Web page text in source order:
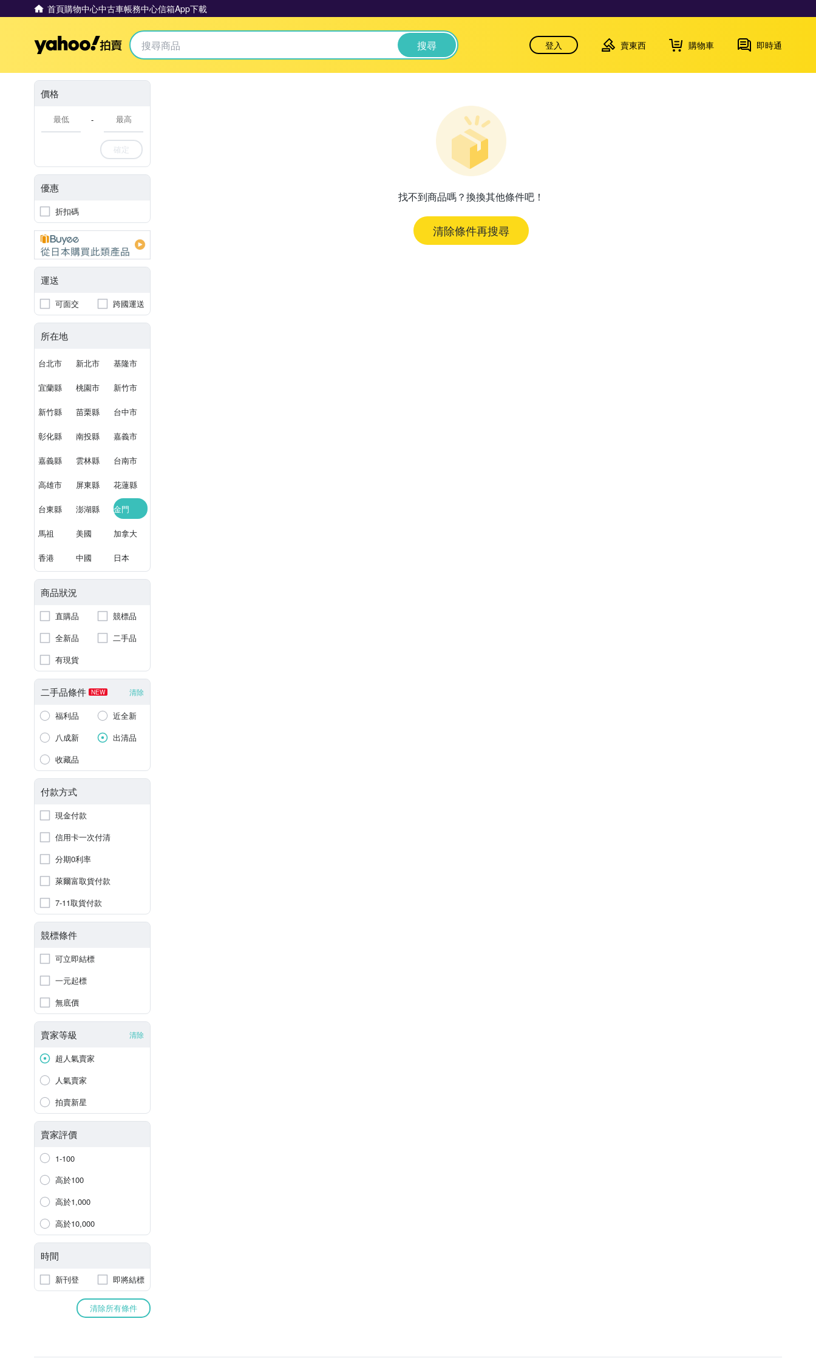
首頁購物中心中古車帳務中心信箱App下載
Yahoo拍賣 搜尋 登入 賣東西 購物車 即時通
價格
-
確定
優惠
折扣碼
運送
可面交 跨國運送
所在地
台北市 新北市 基隆市
宜蘭縣 桃園市 新竹市
新竹縣 苗栗縣 台中市
彰化縣 南投縣 嘉義市
嘉義縣 雲林縣 台南市
高雄市 屏東縣 花蓮縣
台東縣 澎湖縣 金門
馬祖 美國 加拿大
香港 中國 日本
商品狀況
直購品
競標品
全新品
二手品
有現貨
二手品條件 NEW 清除
福利品
近全新
八成新
出清品
收藏品
付款方式
現金付款
信用卡一次付清
分期0利率
萊爾富取貨付款
7-11取貨付款
競標條件
可立即結標
一元起標
無底價
賣家等級 清除
超人氣賣家
人氣賣家
拍賣新星
賣家評價
1-100
高於100
高於1,000
高於10,000
時間
新刊登 即將結標
清除所有條件
找不到商品嗎？換換其他條件吧！
清除條件再搜尋